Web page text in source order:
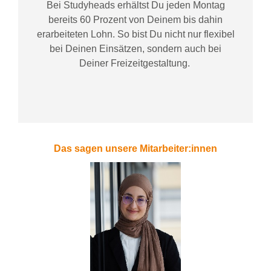
Bei Studyheadserhältst Du jeden Montag
bereits 60 Prozent von Deinem bis dahin
erarbeiteten Lohn. So bist Du nicht nur flexibel
bei Deinen Einsätzen, sondern auch bei
DeinerFreizeitgestaltung.
Das sagen unsere Mitarbeiter:innen